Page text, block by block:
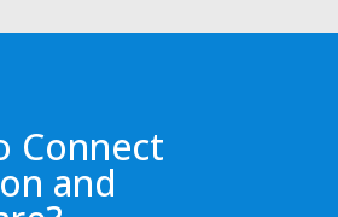
Connect
and